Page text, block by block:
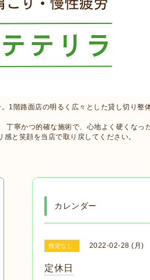
1階路面店の明るく広々とした貸し切り整
丁寧かつ的確な施術で、心地よく硬くなっ
と笑顔を当店で取り戻してください。
カレンダー
指定なし 2022-02-28 (月)
定休日